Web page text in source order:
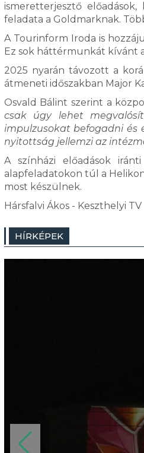
ismeretterjesztő
feladata a Goldmarknak.
A Tourinform Iroda is
Ez sok háttérmunkát kívánt
2025 nyarán távozott a
átmeneti időszakban Major
Osvald Bálint szerint a
csak úgy lehet
impulzusokat befogadni és
nyitottság jellemzi az
A színházi előadások
alapfeladatokon túl a
most készülnek.
Hársfalvi Ákos - Keszthelyi TV
HÍRKÉPEK